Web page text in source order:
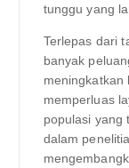
tunggu yang
Terlepas dari
banyak
meningkatkan
memperluas
populasi yang
dalam